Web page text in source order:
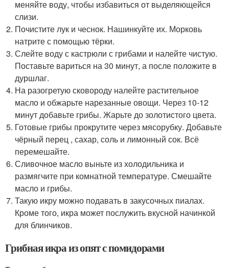
меняйте воду, чтобы избавиться от выделяющейся
слизи.
Почистите лук и чеснок. Нашинкуйте их. Морковь
натрите с помощью тёрки.
Слейте воду с кастрюли с грибами и налейте чистую.
Поставьте вариться на 30 минут, а после положите в
дуршлаг.
На разогретую сковороду налейте растительное
масло и обжарьте нарезанные овощи. Через 10-12
минут добавьте грибы. Жарьте до золотистого цвета.
Готовые грибы прокрутите через мясорубку. Добавьте
чёрный перец , сахар, соль и лимонный сок. Всё
перемешайте.
Сливочное масло выньте из холодильника и
размягчите при комнатной температуре. Смешайте
масло и грибы.
Такую икру можно подавать в закусочных пиалах.
Кроме того, икра может послужить вкусной начинкой
для блинчиков.
Грибная икра из опят с помидорами